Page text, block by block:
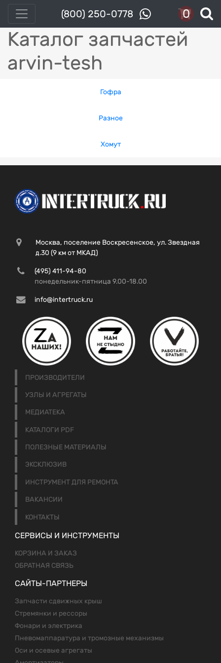
(800) 250-0778 0
Каталог запчастей
arvin-tesh
Гофра
Разное
Хомут
Москва, поселение Воскресенское, ул. Звездная
д.30 (9 км от МКАД)
(495) 411-94-80
понедельник-пятница 9.00-18.00
info@intertruck.ru
ПРОИЗВОДИТЕЛИ
УЗЛЫ И АГРЕГАТЫ
МЕДИАТЕКА
КАТАЛОГИ PDF
ПОЛЕЗНЫЕ МАТЕРИАЛЫ
ЭКСКЛЮЗИВ
ИНСТРУМЕНТ ДЛЯ РЕМОНТА
ВАКАНСИИ
КОНТАКТЫ
СЕРВИСЫ И ИНСТРУМЕНТЫ
КОРЗИНА И ЗАКАЗ
ОБРАТНАЯ СВЯЗЬ
САЙТЫ-ПАРТНЕРЫ
Запчасти сдвижных крыш
Стремянки и рессоры
Фонари и электрика
Пневомаппаратура и тромозные механизмы
Оси и осевые агрегаты